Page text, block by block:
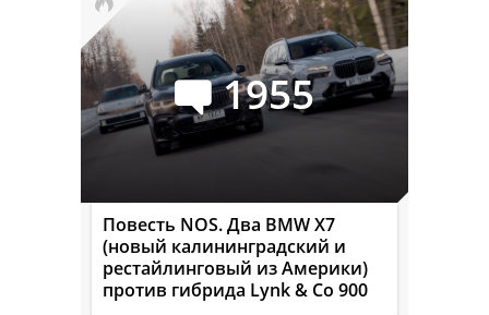
1955
Повесть NOS. Два BMW X7
(новый калининградский и
рестайлинговый из Америки)
против гибрида Lynk & Co 900